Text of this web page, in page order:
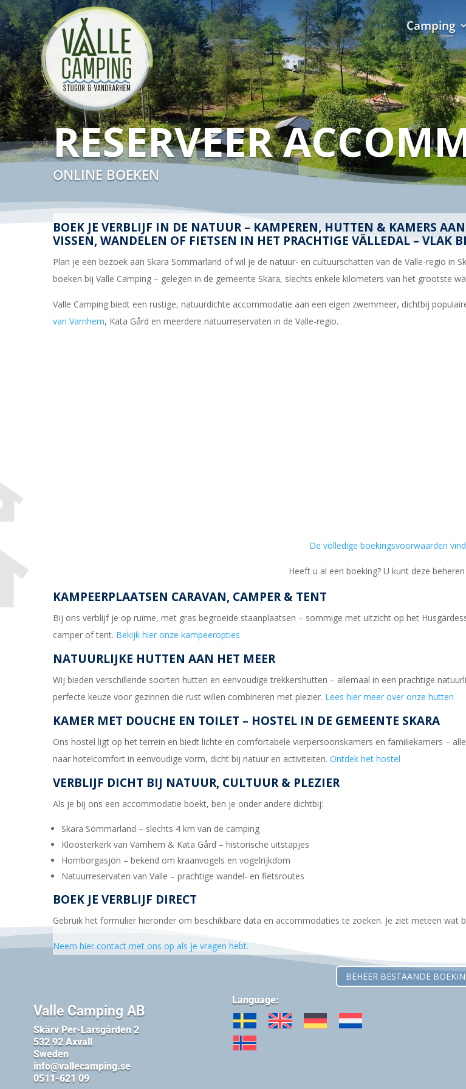
Camping
RESERVEER
ONLINE BOEKEN
BOEK JE VERBLIJF IN DE NATUUR – KAMPEREN, HUTTEN & KAMERS
VISSEN, WANDELEN OF FIETSEN IN HET PRACHTIGE VÄLLEDAL – VLAK
Plan je een bezoek aan Skara Sommarland of wil je de natuur- en cultuurschatten van de Valle-regio in
boeken bij Valle Camping – gelegen in de gemeente Skara, slechts enkele kilometers van het grootste
Valle Camping biedt een rustige, natuurdichte accommodatie aan een eigen zwemmeer, dichtbij
van Varnhem, Kata Gård en meerdere natuurreservaten in de Valle-regio.
De volledige boekingsvoorwaarden
Heeft u al een boeking? U kunt deze beheren
KAMPEERPLAATSEN CARAVAN, CAMPER & TENT
Bij ons verblijf je op ruime, met gras begroeide staanplaatsen – sommige met uitzicht op het
camper of tent. Bekijk hier onze kampeeropties
NATUURLIJKE HUTTEN AAN HET MEER
Wij bieden verschillende soorten hutten en eenvoudige trekkershutten – allemaal in een prachtige
perfecte keuze voor gezinnen die rust willen combineren met plezier. Lees hier meer over onze hutten
KAMER MET DOUCHE EN TOILET – HOSTEL IN DE GEMEENTE SKARA
Ons hostel ligt op het terrein en biedt lichte en comfortabele vierpersoonskamers en familiekamers –
naar hotelcomfort in eenvoudige vorm, dicht bij natuur en activiteiten.Ontdek het hostel
VERBLIJF DICHT BIJ NATUUR, CULTUUR & PLEZIER
Als je bij ons een accommodatie boekt, ben je onder andere dichtbij:
Skara Sommarland – slechts 4 km van de camping
Kloosterkerk van Varnhem & Kata Gård – historische uitstapjes
Hornborgasjön – bekend om kraanvogels en vogelrijkdom
Natuurreservaten van Valle – prachtige wandel- en fietsroutes
BOEK JE VERBLIJF DIRECT
Gebruik het formulier hieronder om beschikbare data en accommodaties te zoeken. Je ziet meteen wat
Neem hier contact met ons op als je vragen hebt.
BEHEER BESTAANDE
Valle Camping AB
Skärv Per-Larsgården 2
532 92 Axvall
Sweden
info@vallecamping.se
0511-621 09
Language: